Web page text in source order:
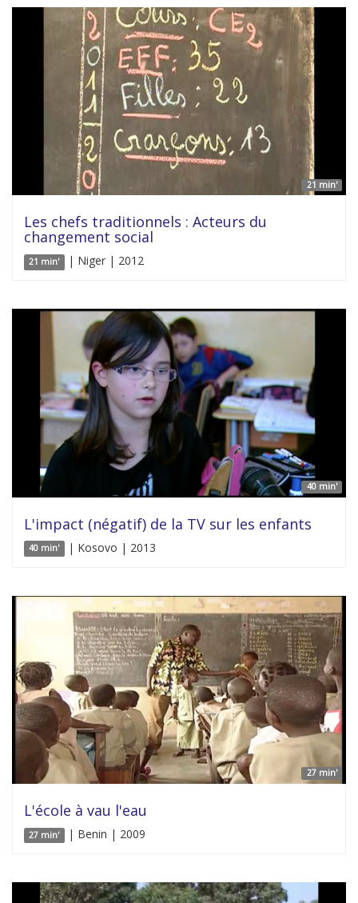
21 min'
Les chefs traditionnels : Acteurs du
changement social
21 min' | Niger | 2012
40 min'
L'impact (négatif) de la TV sur les enfants
40 min' | Kosovo | 2013
27 min'
L'école à vau l'eau
27 min' | Benin | 2009